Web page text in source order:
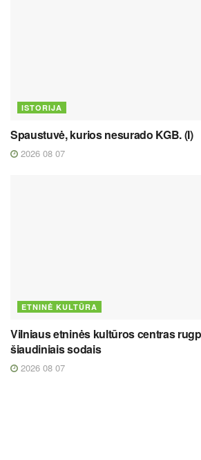
ISTORIJA
Spaustuvė, kurios nesurado KGB. (I)
2026 08 07
ETNINĖ KULTŪRA
Vilniaus etninės kultūros centras
šiaudiniais sodais
2026 08 07